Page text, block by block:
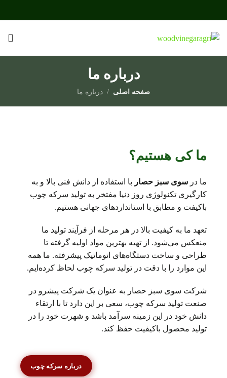
درباره ما
صفحه اصلی درباره ما
ما کی هستیم؟
ما در سوی سبز حصار با استفاده از دانش فنی بالا و به
کارگیری تکنولوژی روز دنیا مفتخر به تولید سرکه چوب
باکیفت و مطابق با استانداردهای جهانی هستیم.
تعهد ما به کیفیت بالا در هر مرحله از فرآیند تولید ما
منعکس می‌شود. از تهیه بهترین مواد اولیه گرفته تا
طراحی و ساخت دستگاه‌های اتوماتیک پیشرفته. ما همه
این موارد را با دقت در تولید سرکه چوب لحاظ کرده‌ایم.
شرکت سوی سبز حصار به عنوان یک شرکت پیشرو در
صنعت تولید سرکه چوب، سعی بر این دارد تا با ارتقاء
دانش خود در این زمینه سرآمد باشد و شهرت خود را در
تولید محصول باکیفیت حفظ کند.
درباره سرکه چوب